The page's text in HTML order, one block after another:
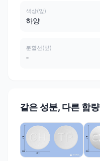
색상(앞)
하양
분할선(앞)
-
같은 성분, 다른 함량